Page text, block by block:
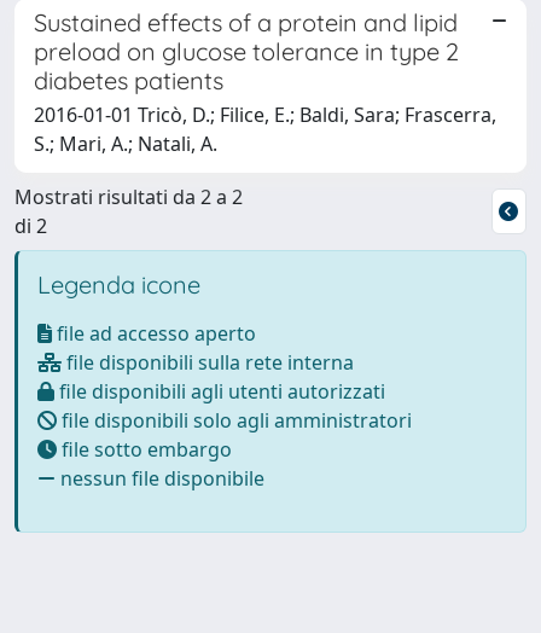
Sustained effects of a protein and lipid
preload on glucose tolerance in type 2
diabetes patients
2016-01-01 Tricò, D.; Filice, E.; Baldi, Sara; Frascerra,
S.; Mari, A.; Natali, A.
Mostrati risultati da 2 a 2
di 2
Legenda icone
file ad accesso aperto
file disponibili sulla rete interna
file disponibili agli utenti autorizzati
file disponibili solo agli amministratori
file sotto embargo
nessun file disponibile